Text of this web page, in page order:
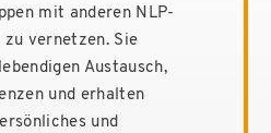
mit anderen NLP-
zu vernetzen. Sie
Austausch,
und erhalten
und